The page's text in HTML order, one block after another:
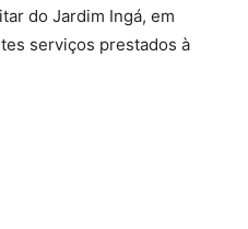
do Jardim Ingá, em
serviços prestados à